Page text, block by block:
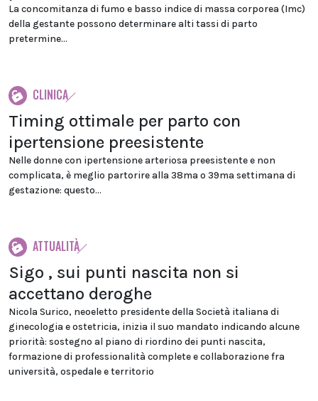
La concomitanza di fumo e basso indice di massa corporea (Imc)
della gestante possono determinare alti tassi di parto
pretermine...
CLINICA
Timing ottimale per parto con
ipertensione preesistente
Nelle donne con ipertensione arteriosa preesistente e non
complicata, è meglio partorire alla 38ma o 39ma settimana di
gestazione: questo...
ATTUALITÀ
Sigo , sui punti nascita non si
accettano deroghe
Nicola Surico, neoeletto presidente della Società italiana di
ginecologia e ostetricia, inizia il suo mandato indicando alcune
priorità: sostegno al piano di riordino dei punti nascita,
formazione di professionalità complete e collaborazione fra
università, ospedale e territorio